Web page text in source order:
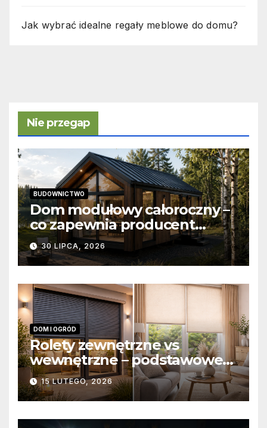
Jak wybrać idealne regały meblowe do domu?
Nie przegap
BUDOWNICTWO
Dom modułowy całoroczny –
co zapewnia producent
domów modułowych?
30 LIPCA, 2026
DOM I OGRÓD
Rolety zewnętrzne vs
wewnętrzne – podstawowe
różnice konstrukcyjne i
funkcjonalne
15 LUTEGO, 2026